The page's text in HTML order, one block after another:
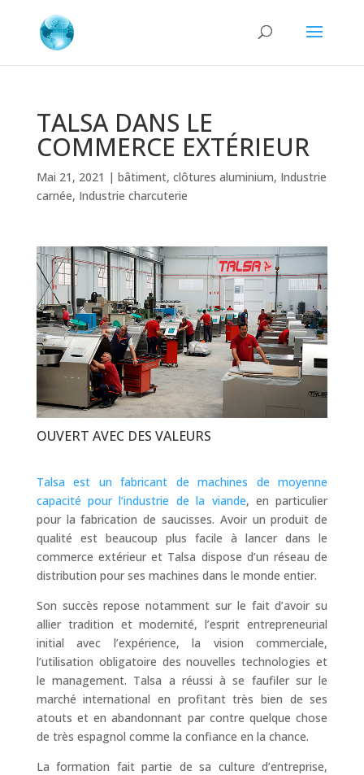
TALSA DANS LE
COMMERCE EXTÉRIEUR
Mai 21, 2021 | bâtiment, clôtures aluminium, Industrie
carnée, Industrie charcuterie
OUVERT AVEC DES VALEURS
Talsa est un fabricant de machines de moyenne
capacité pour l’industrie de la viande, en particulier
pour la fabrication de saucisses. Avoir un produit de
qualité est beaucoup plus facile à lancer dans le
commerce extérieur et Talsa dispose d’un réseau de
distribution pour ses machines dans le monde entier.
Son succès repose notamment sur le fait d’avoir su
allier tradition et modernité, l’esprit entrepreneurial
initial avec l’expérience, la vision commerciale,
l’utilisation obligatoire des nouvelles technologies et
le management. Talsa a réussi à se faufiler sur le
marché international en profitant très bien de ses
atouts et en abandonnant par contre quelque chose
de très espagnol comme la confiance en la chance.
La formation fait partie de sa culture d’entreprise,